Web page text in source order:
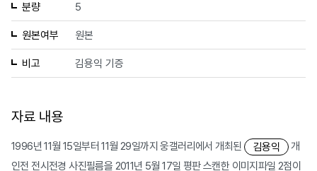
분량 5
원본여부 원본
비고 김용익 기증
자료 내용
1996년 11월 15일부터 11월 29일까지 웅갤러리에서 개최된 김용익
개
인전 전시전경 사진필름을 2011년 5월 17일 평판 스캔한 이미지파일 2점이